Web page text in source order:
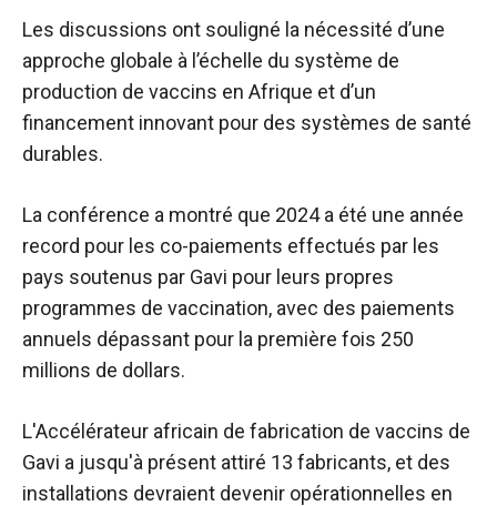
Les discussions ont souligné la nécessité d’une
approche globale à l’échelle du système de
production de vaccins en Afrique et d’un
financement innovant pour des systèmes de santé
durables.
La conférence a montré que 2024 a été une année
record pour les co-paiements effectués par les
pays soutenus par Gavi pour leurs propres
programmes de vaccination, avec des paiements
annuels dépassant pour la première fois 250
millions de dollars.
L'Accélérateur africain de fabrication de vaccins de
Gavi a jusqu'à présent attiré 13 fabricants, et des
installations devraient devenir opérationnelles en